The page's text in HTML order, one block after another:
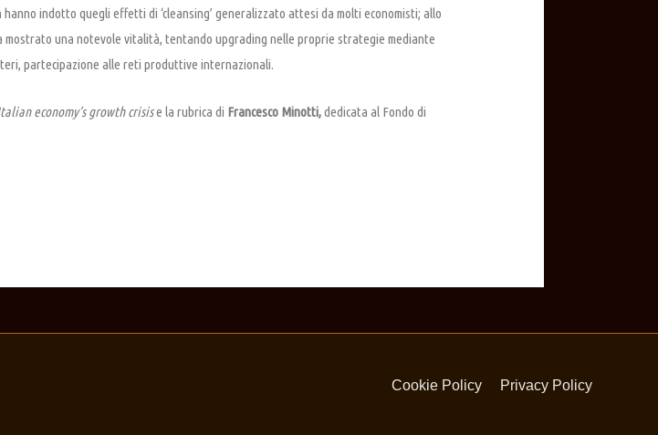
indotto quegli effetti di ‘cleansing’ generalizzato attesi da molti economisti; allo
una notevole vitalità, tentando upgrading nelle proprie strategie mediante
partecipazione alle reti produttive internazionali.
economy’s growth crisise la rubrica di Francesco Minotti,dedicata al Fondo di
Cookie Policy Privacy Policy